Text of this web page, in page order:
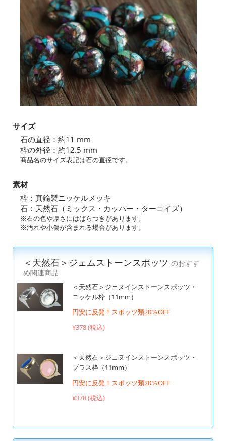
サイズ
石の直径：約11 mm
枠の外径：約12.5 mm
商品名のサイズ表記は石の直径です。
素材
枠：真鍮製ニッケルメッキ
石：天然石（ミックス・カッパー・ターコイズ）
※石の色や厚さにはばらつきがあります。
※汚れや小傷が含まれる場合があります。
＜天然石＞ジェムストーンスポッツ のおすす
め関連商品
＜天然石＞ジェヌインストーンスポッツ・
ニッケル枠（11mm）
円安に反発！スポッツ類20％OFF
¥378 (税込)
＜天然石＞ジェヌインストーンスポッツ・
ブラス枠（11mm）
円安に反発！スポッツ類20％OFF
¥378 (税込)